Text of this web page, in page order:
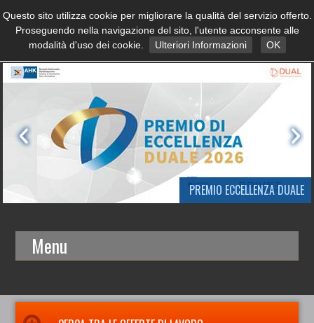
PREMIO ECCELLENZA DUALE
Menu
Questo sito utilizza cookie per migliorare la qualità del servizio offerto.
Proseguendo nella navigazione del sito, l'utente acconsente alle
modalità d'uso dei cookie.
Ulteriori Informazioni OK